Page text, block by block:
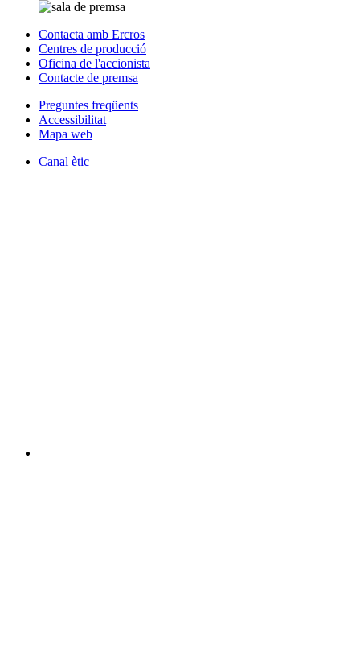
Contacta amb Ercros
Centres de producció
Oficina de l'accionista
Contacte de premsa
Preguntes freqüents
Accessibilitat
Mapa web
Canal ètic